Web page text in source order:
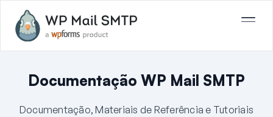
Documentação WP Mail SMTP
Documentação, Materiais de Referência e Tutoriais